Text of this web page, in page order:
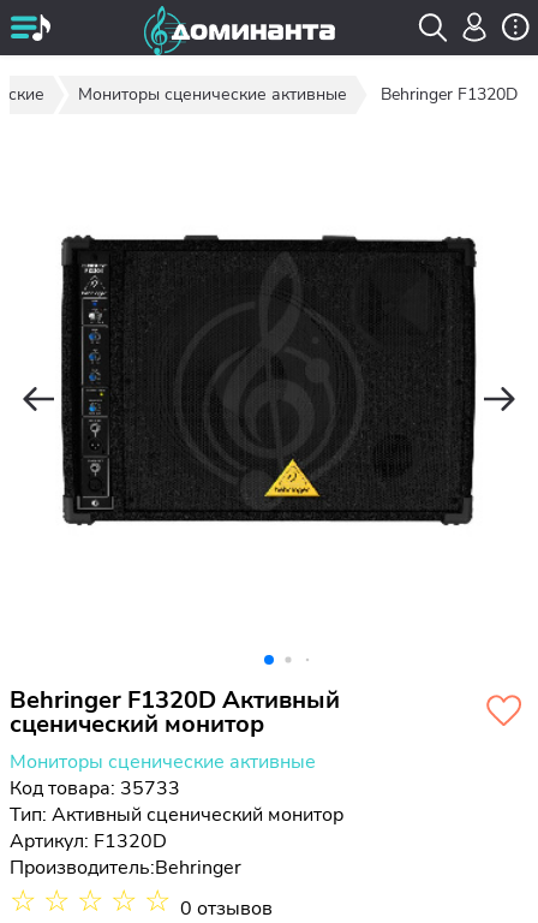
Мониторы сценические активные Behringer F1320D
Behringer F1320D Активный
сценический монитор
Мониторы сценические активные
Код товара: 35733
Тип: Активный сценический монитор
Артикул: F1320D
Производитель:Behringer
☆ ☆ ☆ ☆ ☆ 0 отзывов